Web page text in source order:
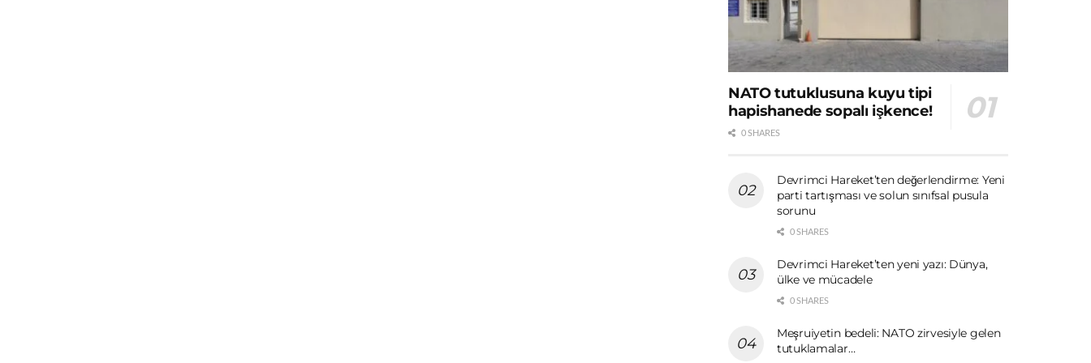
NATO tutuklusuna kuyu tipi
hapishanede sopalı işkence!
0 SHARES
Devrimci Hareket’ten değerlendirme: Yeni
parti tartışması ve solun sınıfsal pusula
sorunu
0 SHARES
Devrimci Hareket’ten yeni yazı: Dünya,
ülke ve mücadele
0 SHARES
Meşruiyetin bedeli: NATO zirvesiyle gelen
tutuklamalar…